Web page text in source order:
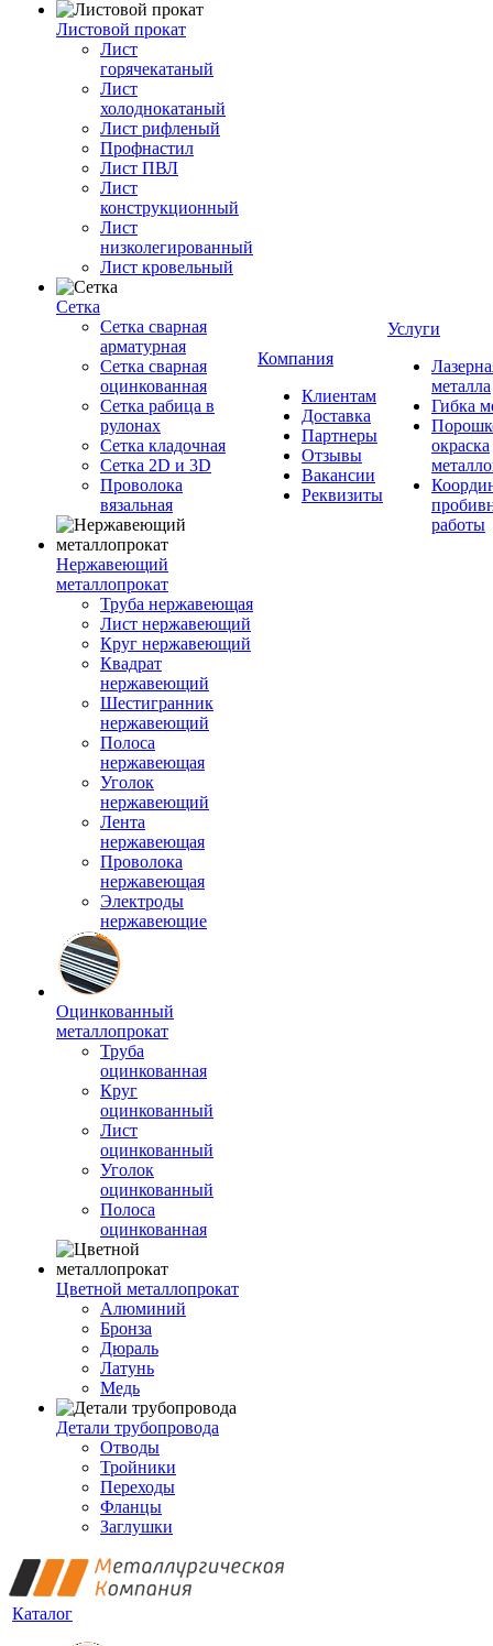
Листовой прокат
Лист
горячекатаный
Лист
холоднокатаный
Лист рифленый
Профнастил
Лист ПВЛ
Лист
конструкционный
Лист
низколегированный
Лист кровельный
Сетка
Сетка сварная
арматурная
Сетка сварная
оцинкованная
Сетка рабица в
рулонах
Сетка кладочная
Сетка 2D и 3D
Проволока
вязальная
Нержавеющий
металлопрокат
Труба нержавеющая
Лист нержавеющий
Круг нержавеющий
Квадрат
нержавеющий
Шестигранник
нержавеющий
Полоса
нержавеющая
Уголок
нержавеющий
Лента
нержавеющая
Проволока
нержавеющая
Электроды
нержавеющие
Оцинкованный
металлопрокат
Труба
оцинкованная
Круг
оцинкованный
Лист
оцинкованный
Уголок
оцинкованный
Полоса
оцинкованная
Цветной металлопрокат
Алюминий
Бронза
Дюраль
Латунь
Медь
Детали трубопровода
Отводы
Тройники
Переходы
Фланцы
Заглушки
Компания
Клиентам
Доставка
Партнеры
Отзывы
Вакансии
Реквизиты
Услуги
металла
Гибка
окраска
работы
Каталог